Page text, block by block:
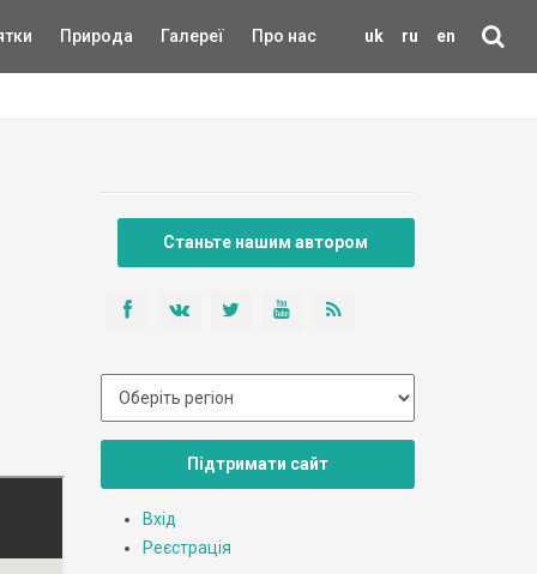
uk ru en
Природа Галереї Про нас
Станьте нашим автором
Підтримати сайт
Вхід
Реєстрація